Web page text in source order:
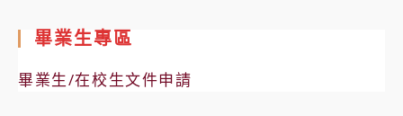
畢業生專區
畢業生/在校生文件申請